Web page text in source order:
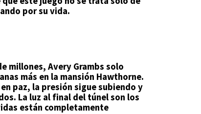
por su vida.
millones, Avery Grambs solo
más en la mansión Hawthorne.
paz, la presión sigue subiendo y
La luz al final del túnel son los
están completamente